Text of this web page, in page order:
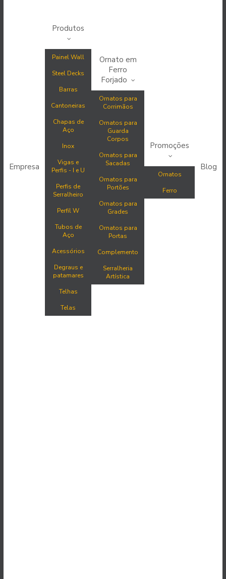
Empresa
Produtos
Painel Wall
Steel Decks
Barras
Cantoneiras
Chapas de
Aço
Inox
Vigas e
Perfis - I e U
Perfis de
Serralheiro
Perfil W
Tubos de
Aço
Acessórios
Degraus e
patamares
Telhas
Telas
Ornato em
Ferro
Forjado
Ornatos para
Corrimãos
Ornatos para
Guarda
Corpos
Ornatos para
Sacadas
Ornatos para
Portões
Ornatos para
Grades
Ornatos para
Portas
Complemento
Serralheria
Artística
Promoções
Ornatos
Ferro
Blog